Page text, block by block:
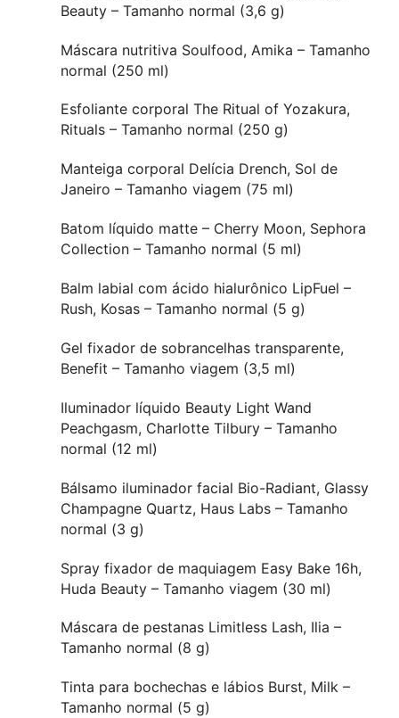
Beauty – Tamanho normal (3,6 g)
Máscara nutritiva Soulfood, Amika – Tamanho
normal (250 ml)
Esfoliante corporal The Ritual of Yozakura,
Rituals – Tamanho normal (250 g)
Manteiga corporal Delícia Drench, Sol de
Janeiro – Tamanho viagem (75 ml)
Batom líquido matte – Cherry Moon, Sephora
Collection – Tamanho normal (5 ml)
Balm labial com ácido hialurônico LipFuel –
Rush, Kosas – Tamanho normal (5 g)
Gel fixador de sobrancelhas transparente,
Benefit – Tamanho viagem (3,5 ml)
Iluminador líquido Beauty Light Wand
Peachgasm, Charlotte Tilbury – Tamanho
normal (12 ml)
Bálsamo iluminador facial Bio-Radiant, Glassy
Champagne Quartz, Haus Labs – Tamanho
normal (3 g)
Spray fixador de maquiagem Easy Bake 16h,
Huda Beauty – Tamanho viagem (30 ml)
Máscara de pestanas Limitless Lash, Ilia –
Tamanho normal (8 g)
Tinta para bochechas e lábios Burst, Milk –
Tamanho normal (5 g)